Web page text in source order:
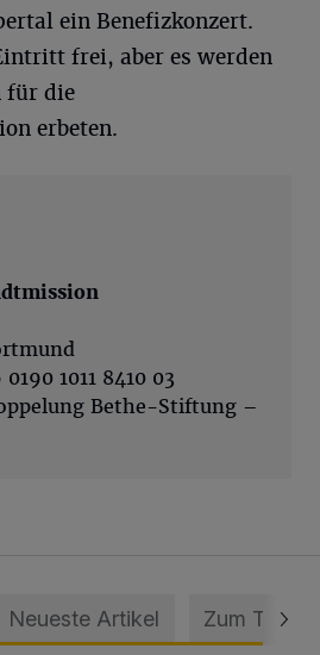
ein Benefizkonzert.
frei, aber es werden
für die
erbeten.
1011 8410 03
Bethe-Stiftung –
Neueste Artikel Zum Thema